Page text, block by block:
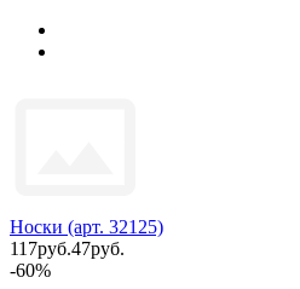
Носки (арт. 32125)
117руб.47руб.
-60%